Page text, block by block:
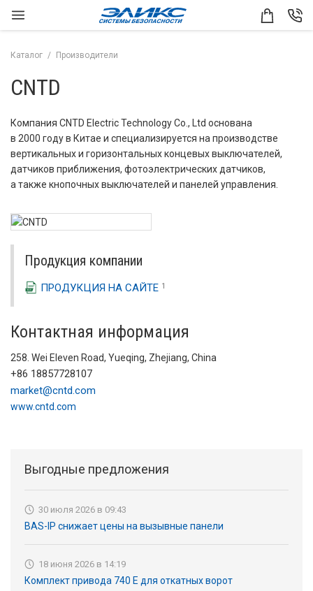
Каталог Производители
CNTD
Компания CNTD Electric Technology Co., Ltd основана
в 2000 году в Китае и специализируется на производстве
вертикальных и горизонтальных концевых выключателей,
датчиков приближения, фотоэлектрических датчиков,
а также кнопочных выключателей и панелей управления.
Продукция компании
ПРОДУКЦИЯ НА САЙТЕ 1
Контактная информация
258. Wei Eleven Road, Yueqing, Zhejiang, China
+86 18857728107
market@cntd.com
www.cntd.com
Выгодные предложения
30 июля 2026 в 09:43
BAS-IP снижает цены на вызывные панели
18 июня 2026 в 14:19
Комплект привода 740 Е для откатных ворот